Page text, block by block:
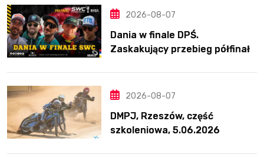
2026-08-07
Dania w finale DPŚ.
Zaskakujący przebieg półfinału
2026-08-07
DMPJ, Rzeszów, część
szkoleniowa, 5.06.2026